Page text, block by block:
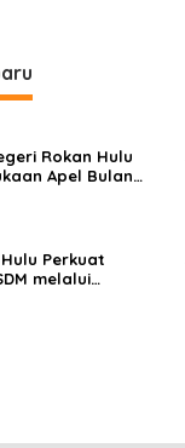
Rokan Hulu
Apel Bulan
Perkuat
melalui